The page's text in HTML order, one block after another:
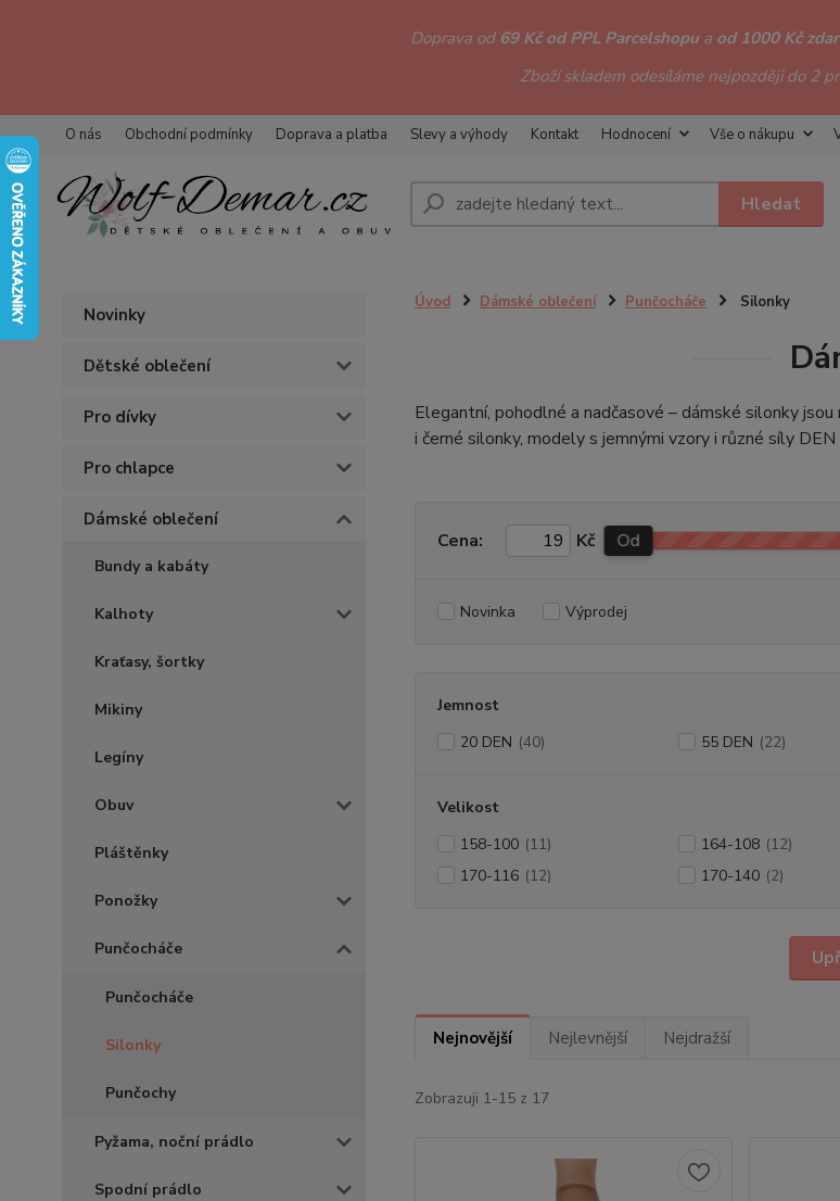
Doprava od 69 Kč od PPL Parcelshopua od 1000 Kč
Zboží skladem odesíláme nejpozději do 2
O nás Obchodní podmínky Doprava a platba Slevy a výhody Kontakt Hodnocení Vše o nákupu
Hledat
Novinky
Dětské oblečení
Pro dívky
Pro chlapce
Dámské oblečení
Bundy a kabáty
Kalhoty
Kraťasy, šortky
Mikiny
Legíny
Obuv
Pláštěnky
Ponožky
Punčocháče
Punčocháče
Silonky
Punčochy
Pyžama, noční prádlo
Spodní prádlo
Úvod Dámské oblečení Punčocháče Silonky
Elegantní, pohodlné a nadčasové – dámské silonky
i černé silonky, modely s jemnými vzory i různé síly
Cena: Kč Od
Novinka Výprodej
Jemnost
20 DEN (40) 55 DEN (22)
Velikost
158-100 (11) 164-108 (12)
170-116 (12) 170-140 (2)
Nejnovější Nejlevnější Nejdražší
Zobrazuji 1-15 z 17